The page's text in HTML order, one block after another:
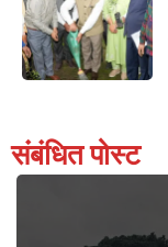
संबंधित पोस्ट